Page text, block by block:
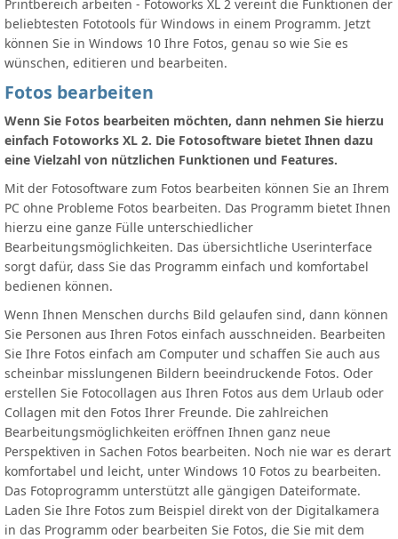
Printbereich arbeiten - Fotoworks XL 2 vereint die Funktionen der
beliebtesten Fototools für Windows in einem Programm. Jetzt
können Sie in Windows 10 Ihre Fotos, genau so wie Sie es
wünschen, editieren und bearbeiten.
Fotos bearbeiten
Wenn Sie Fotos bearbeiten möchten, dann nehmen Sie hierzu
einfach Fotoworks XL 2. Die Fotosoftware bietet Ihnen dazu
eine Vielzahl von nützlichen Funktionen und Features.
Mit der Fotosoftware zum Fotos bearbeiten können Sie an Ihrem
PC ohne Probleme Fotos bearbeiten. Das Programm bietet Ihnen
hierzu eine ganze Fülle unterschiedlicher
Bearbeitungsmöglichkeiten. Das übersichtliche Userinterface
sorgt dafür, dass Sie das Programm einfach und komfortabel
bedienen können.
Wenn Ihnen Menschen durchs Bild gelaufen sind, dann können
Sie Personen aus Ihren Fotos einfach ausschneiden. Bearbeiten
Sie Ihre Fotos einfach am Computer und schaffen Sie auch aus
scheinbar misslungenen Bildern beeindruckende Fotos. Oder
erstellen Sie Fotocollagen aus Ihren Fotos aus dem Urlaub oder
Collagen mit den Fotos Ihrer Freunde. Die zahlreichen
Bearbeitungsmöglichkeiten eröffnen Ihnen ganz neue
Perspektiven in Sachen Fotos bearbeiten. Noch nie war es derart
komfortabel und leicht, unter Windows 10 Fotos zu bearbeiten.
Das Fotoprogramm unterstützt alle gängigen Dateiformate.
Laden Sie Ihre Fotos zum Beispiel direkt von der Digitalkamera
in das Programm oder bearbeiten Sie Fotos, die Sie mit dem